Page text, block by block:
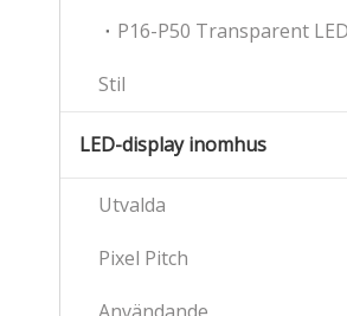
Stil
LED-display inomhus
Utvalda
Pixel Pitch